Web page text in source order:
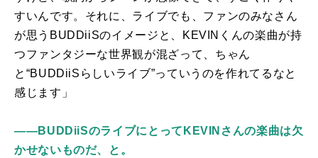
すいんです。それに、ライブでも、ファンのみなさん
が思う BUDDiiSのイメージと、 KEVIN くんの楽曲が持
つファンタジーな世界観が混ざって、ちゃん
と“BUDDiiS らしいライブ”っていうのを作れてるなと
感じます」
――BUDDiiSのライブにとってKEVINさんの楽曲は欠
かせないものだ、と。